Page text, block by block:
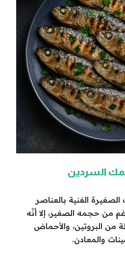
السردين
الغنية بالعناصر
من حجمه الصغير، إلا أنّه
من البروتين، والأحماض